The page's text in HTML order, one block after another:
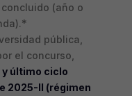
(año o
pública,
el concurso,
último ciclo
2025-II (régimen